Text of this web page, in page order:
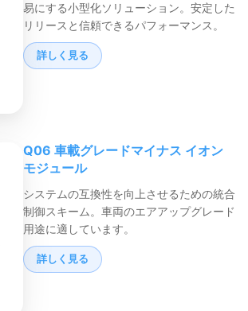
易にする小型化ソリューション。安定した
リリースと信頼できるパフォーマンス。
詳しく見る
Q06 車載グレードマイナス イオン
モジュール
システムの互換性を向上させるための統合
制御スキーム。車両のエアアップグレード
用途に適しています。
詳しく見る